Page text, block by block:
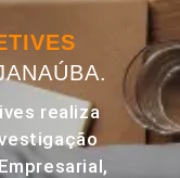
realiza